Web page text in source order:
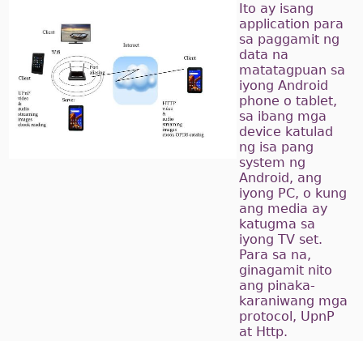
Ito ay isang
application para
sa paggamit ng
data na
matatagpuan sa
iyong Android
phone o tablet,
sa ibang mga
device katulad
ng isa pang
system ng
Android, ang
iyong PC, o kung
ang media ay
katugma sa
iyong TV set.
Para sa na,
ginagamit nito
ang pinaka-
karaniwang mga
protocol, UpnP
at Http.